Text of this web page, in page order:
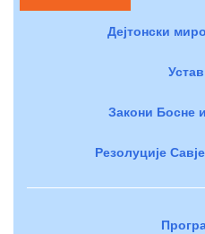
Дејтонски
Закони Босне
Резолуције